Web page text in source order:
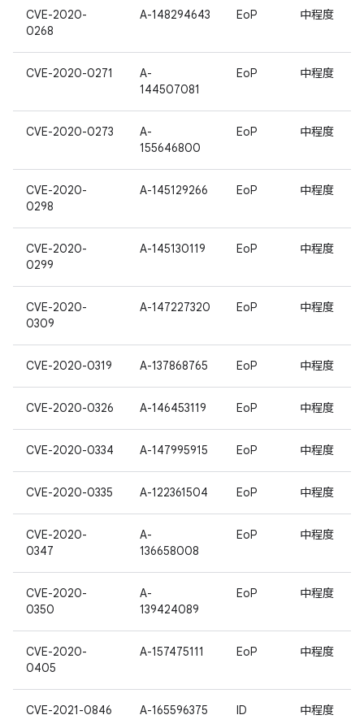
CVE-2020-
0268
A-148294643 EoP 中程度
CVE-2020-0271
A-
144507081
EoP 中程度
CVE-2020-0273
A-
155646800
EoP 中程度
CVE-2020-
0298
A-145129266 EoP 中程度
CVE-2020-
0299
A-145130119 EoP 中程度
CVE-2020-
0309
A-147227320 EoP 中程度
CVE-2020-0319 A-137868765 EoP 中程度
CVE-2020-0326 A-146453119 EoP 中程度
CVE-2020-0334 A-147995915 EoP 中程度
CVE-2020-0335 A-122361504 EoP 中程度
CVE-2020-
0347
A-
136658008
EoP 中程度
CVE-2020-
0350
A-
139424089
EoP 中程度
CVE-2020-
0405
A-157475111 EoP 中程度
CVE-2021-0846 A-165596375 ID 中程度